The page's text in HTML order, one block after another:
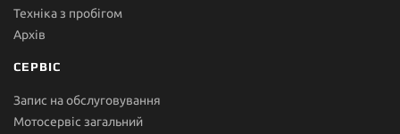
Техніка з пробігом
Архів
СЕРВІС
Запис на обслуговування
Мотосервіс загальний